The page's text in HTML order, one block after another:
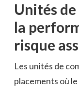
Unités
la
risque
Les unités de
placements où